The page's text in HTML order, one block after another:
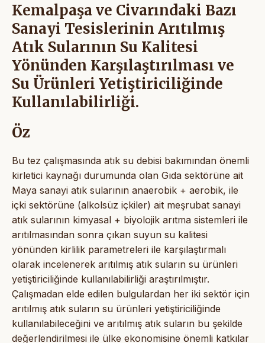
Kemalpaşa ve Civarındaki Bazı
Sanayi Tesislerinin Arıtılmış
Atık Sularının Su Kalitesi
Yönünden Karşılaştırılması ve
Su Ürünleri Yetiştiriciliğinde
Kullanılabilirliği.
Öz
Bu tez çalışmasında atık su debisi bakımından önemli
kirletici kaynağı durumunda olan Gıda sektörüne ait
Maya sanayi atık sularının anaerobik + aerobik, ile
içki sektörüne (alkolsüz içkiler) ait meşrubat sanayi
atık sularının kimyasal + biyolojik arıtma sistemleri ile
arıtılmasından sonra çıkan suyun su kalitesi
yönünden kirlilik parametreleri ile karşılaştırmalı
olarak incelenerek arıtılmış atık suların su ürünleri
yetiştiriciliğinde kullanılabilirliği araştırılmıştır.
Çalışmadan elde edilen bulgulardan her iki sektör için
arıtılmış atık suların su ürünleri yetiştiriciliğinde
kullanılabileceğini ve arıtılmış atık suların bu şekilde
değerlendirilmesi ile ülke ekonomisine önemli katkılar